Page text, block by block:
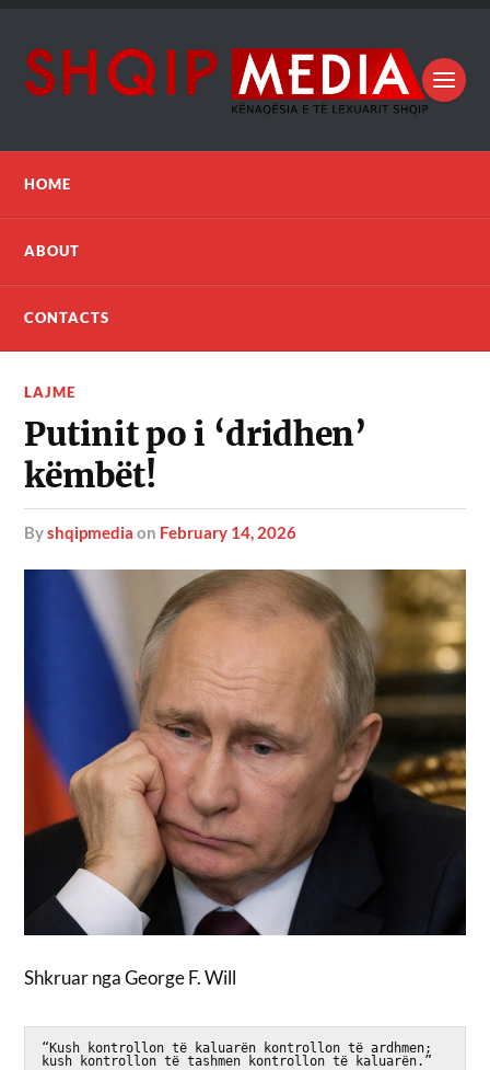
HOME
ABOUT
CONTACTS
LAJME
Putinit po i ‘dridhen’
këmbët!
byshqipmedia on February 14, 2026
Shkruar nga George F. Will
“Kush kontrollon të kaluarën kontrollon të ardhmen;
kush kontrollon të tashmen kontrollon të kaluarën.”